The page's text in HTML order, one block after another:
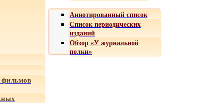
Аннотированный список
Список периодических
изданий
Обзор «У журнальной
полки»